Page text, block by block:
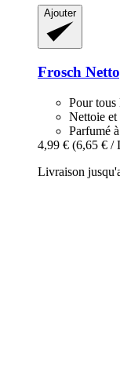
Ajouter
Frosch
Pour tous
Nettoie et
Parfumé
4,99 € (6,65 € /
Livraison